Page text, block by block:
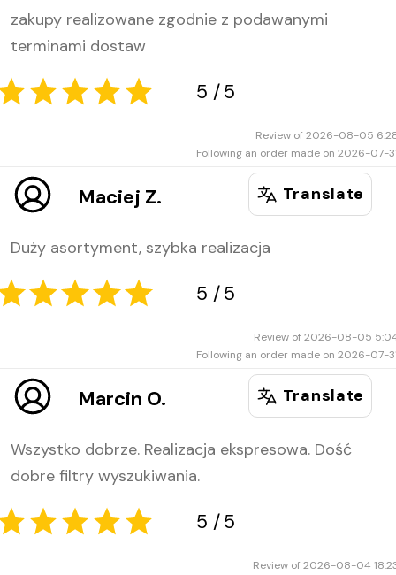
zakupy realizowane zgodnie z podawanymi
terminami dostaw
5
Review of 2026-08-05
Following an order made on 2026-07-
Maciej Z. Translate
Duży asortyment, szybka realizacja
5
Review of 2026-08-05
Following an order made on 2026-07-
Marcin O. Translate
Wszystko dobrze. Realizacja ekspresowa. Dość
dobre filtry wyszukiwania.
Review of 2026-08-04